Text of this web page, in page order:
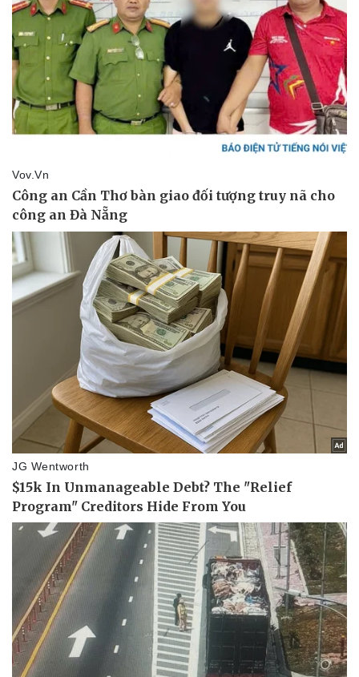
Doanh nghiệp
Thông tin doanh nghiệp
Doanh nghiệp 24h
Vì cộng đồng
Công nghệ
Sành điệu
Tin Công nghệ
Trải nghiệm
Chuyển đổi số